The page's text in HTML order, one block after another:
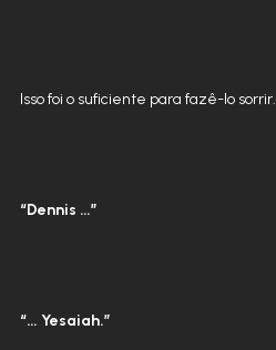
Isso foi o suficiente para fazê-lo sorrir.
“Dennis …”
“… Yesaiah.”